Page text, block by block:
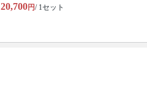
20,700円/ 1セット